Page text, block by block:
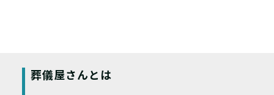
葬儀屋さんとは